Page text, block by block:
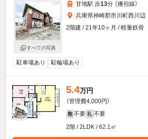
すべての写真
甘地駅 歩13分 （播但線）
兵庫県神崎郡市川町西川辺
2階建 / 21年10ヶ月 / 軽量鉄骨
駐車場あり 駐輪場あり
5.4万円
（管理費4,000円）
敷 不要 礼 不要
2階 / 2LDK / 62.1㎡